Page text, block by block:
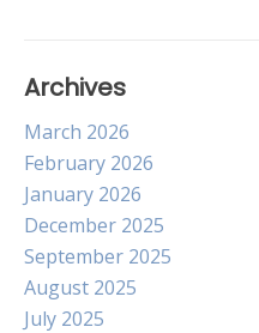
Archives
March 2026
February 2026
January 2026
December 2025
September 2025
August 2025
July 2025